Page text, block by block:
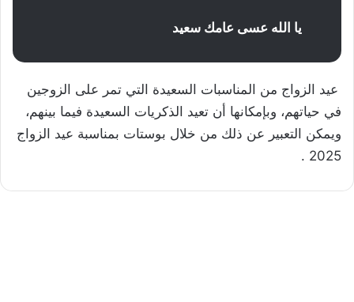
يا الله عسى عامك سعيد
عيد الزواج من المناسبات السعيدة التي تمر على الزوجين
في حياتهم، وبإمكانها أن تعيد الذكريات السعيدة فيما بينهم،
ويمكن التعبير عن ذلك من خلال بوستات بمناسبة عيد الزواج
2025 .